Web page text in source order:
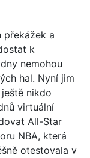
překážek a
k
nemohou
hal. Nyní jim
nikdo
virtuální
All-Star
NBA, která
otestovala v